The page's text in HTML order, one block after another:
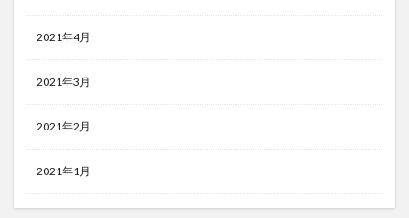
2021年4月
2021年3月
2021年2月
2021年1月